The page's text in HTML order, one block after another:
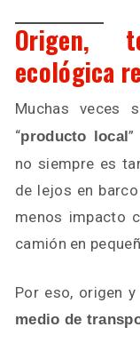
Origen,
ecológica
Muchas veces
“producto local
no siempre es
de lejos en
menos impacto
camión en
Por eso, origen
medio de